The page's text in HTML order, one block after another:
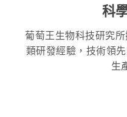
科
葡萄王生物科技研究
類研發經驗，技術領
生